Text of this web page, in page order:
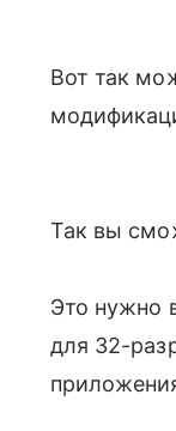
Вот так
Так вы
Это нужно
для 32-